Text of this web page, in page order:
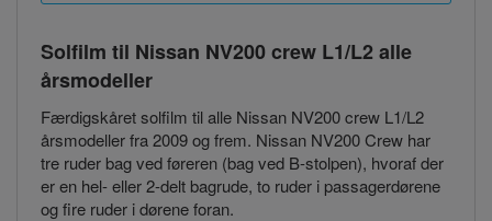
Solfilm til Nissan NV200 crew L1/L2 alle
årsmodeller
Færdigskåret solfilm til alle Nissan NV200 crew L1/L2
årsmodeller fra 2009 og frem. Nissan NV200 Crew har
tre ruder bag ved føreren (bag ved B-stolpen), hvoraf der
er en hel- eller 2-delt bagrude, to ruder i passagerdørene
og fire ruder i dørene foran.